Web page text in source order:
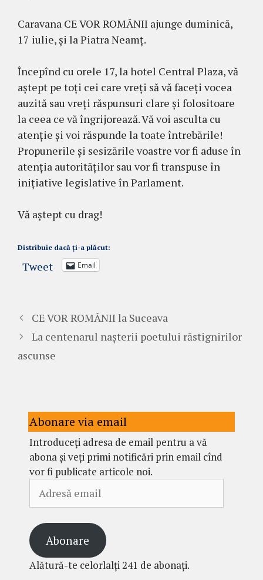
Caravana CE VOR ROMÂNII ajunge duminică,
17 iulie, și la Piatra Neamț.
Începînd cu orele 17, la hotel Central Plaza, vă
aștept pe toți cei care vreți să vă faceți vocea
auzită sau vreți răspunsuri clare și folositoare
la ceea ce vă îngrijorează. Vă voi asculta cu
atenție și voi răspunde la toate întrebările!
Propunerile și sesizările voastre vor fi aduse în
atenția autorităților sau vor fi transpuse în
inițiative legislative în Parlament.
Vă aștept cu drag!
Distribuie dacă ți-a plăcut:
Tweet Email
CE VOR ROMÂNII la Suceava
La centenarul nașterii poetului răstignirilor
ascunse
Abonare via email
Introduceți adresa de email pentru a vă
abona și veți primi notificări prin email cînd
vor fi publicate articole noi.
email
Abonare
Alătură-te celorlalți 241 de abonați.